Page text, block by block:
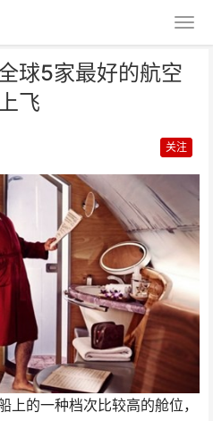
球5家最好的航空
飞
关注
上的一种档次比较高的舱位，
5家最好的
上